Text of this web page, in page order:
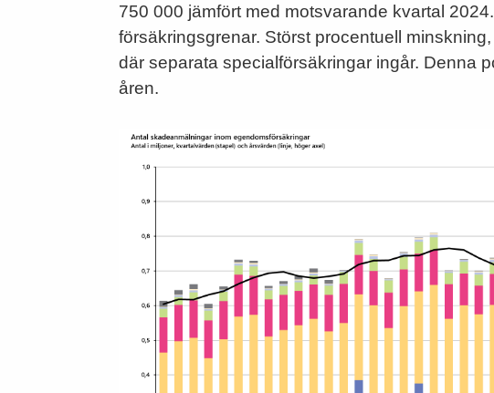
750 000 jämfört med motsvarande kvartal
försäkringsgrenar. Störst procentuell
där separata specialförsäkringar ingår. Denna
åren.